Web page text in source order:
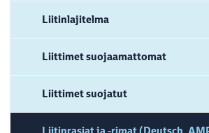
Liitinlajitelma
Liittimet suojaamattomat
Liittimet suojatut